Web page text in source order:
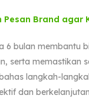
Pesan Brand agar
6 bulan membantu
serta memastikan
langkah-
dan